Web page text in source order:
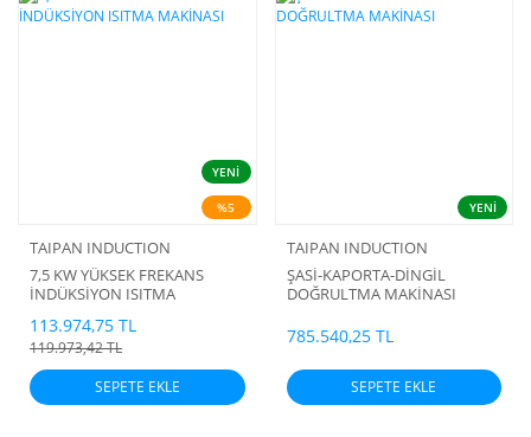
YENİ
%5
TAIPAN INDUCTION
7,5 KW YÜKSEK FREKANS
İNDÜKSİYON ISITMA
113.974,75 TL
119.973,42 TL
SEPETE EKLE
YENİ
TAIPAN INDUCTION
ŞASİ-KAPORTA-DİNGİL
DOĞRULTMA MAKİNASI
785.540,25 TL
SEPETE EKLE